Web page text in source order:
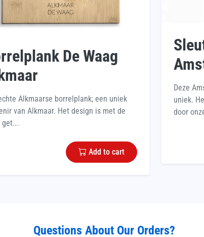
De Waag
Alkmaarse borrelplank; een uniek
van Alkmaar. Het design is met de
get...
Add to cart
Deze
uniek.
door
Questions About Our Orders?